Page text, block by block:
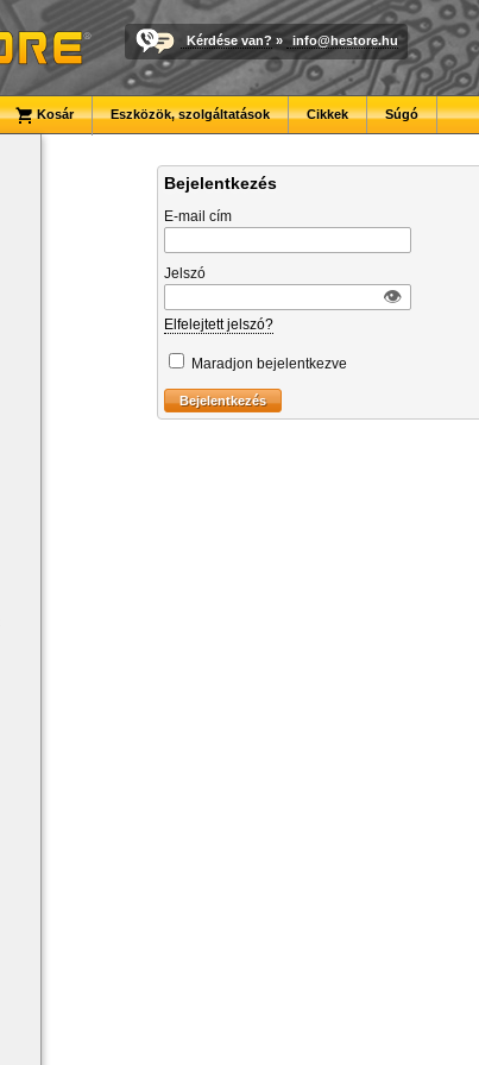
Kérdése van? » info@hestore.hu
Kosár Eszközök, szolgáltatások Cikkek Súgó
Bejelentkezés
E-mail cím
Jelszó
👁︎
Elfelejtett jelszó?
Maradjon bejelentkezve